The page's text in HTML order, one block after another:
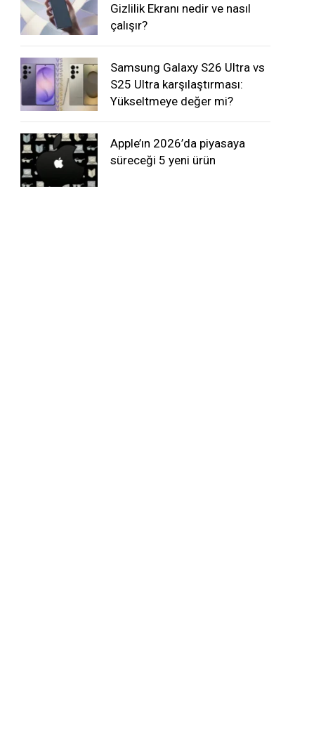
Gizlilik Ekranı nedir ve nasıl
çalışır?
Samsung Galaxy S26 Ultra vs
S25 Ultra karşılaştırması:
Yükseltmeye değer mi?
Apple’ın 2026’da piyasaya
süreceği 5 yeni ürün